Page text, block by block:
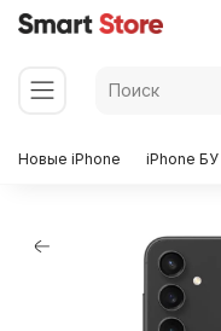
Новые iPhone iPhone БУ